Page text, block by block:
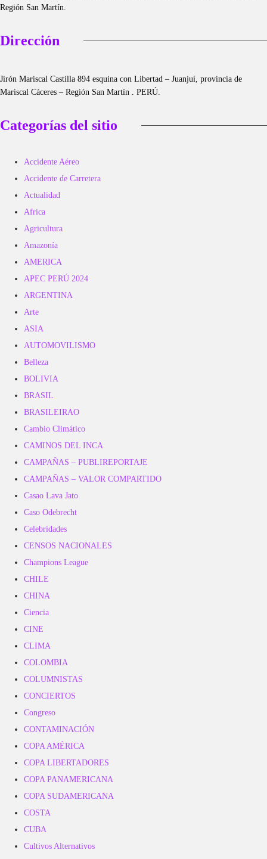
Región San Martín.
Dirección
Jirón Mariscal Castilla 894 esquina con Libertad – Juanjuí, provincia de
Mariscal Cáceres – Región San Martín . PERÚ.
Categorías del sitio
Accidente Aéreo
Accidente de Carretera
Actualidad
Africa
Agricultura
Amazonía
AMERICA
APEC PERÚ 2024
ARGENTINA
Arte
ASIA
AUTOMOVILISMO
Belleza
BOLIVIA
BRASIL
BRASILEIRAO
Cambio Climático
CAMINOS DEL INCA
CAMPAÑAS – PUBLIREPORTAJE
CAMPAÑAS – VALOR COMPARTIDO
Casao Lava Jato
Caso Odebrecht
Celebridades
CENSOS NACIONALES
Champions League
CHILE
CHINA
Ciencia
CINE
CLIMA
COLOMBIA
COLUMNISTAS
CONCIERTOS
Congreso
CONTAMINACIÓN
COPA AMÉRICA
COPA LIBERTADORES
COPA PANAMERICANA
COPA SUDAMERICANA
COSTA
CUBA
Cultivos Alternativos